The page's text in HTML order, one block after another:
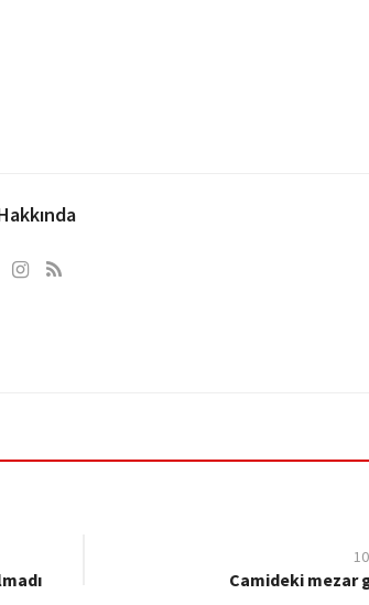
Camideki mezar